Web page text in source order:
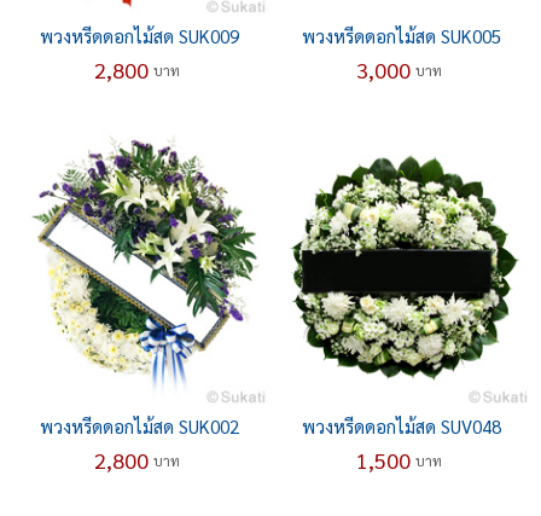
พวงหรีดดอกไม้สด SUK009
2,800 บาท
พวงหรีดดอกไม้สด SUK005
3,000 บาท
พวงหรีดดอกไม้สด SUK002
2,800 บาท
พวงหรีดดอกไม้สด SUV048
1,500 บาท